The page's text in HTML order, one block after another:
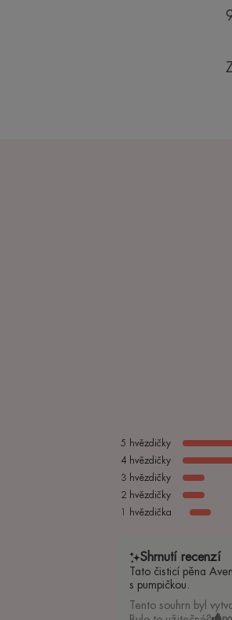
5 hvězdičky
4 hvězdičky
3 hvězdičky
2 hvězdičky
1
hvězdička
Shrnutí recenzí
Tato čisticí pěna
s pumpičkou.
Tento souhrn byl